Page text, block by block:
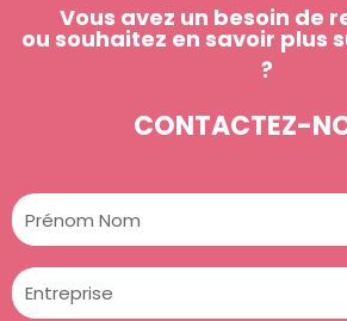
Vous avez un besoin de
ou souhaitez en savoir plus
?
CONTACTEZ-